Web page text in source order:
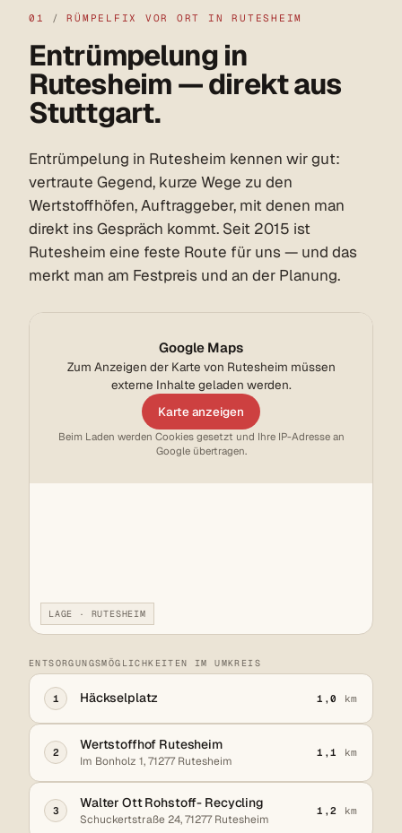
01 / RÜMPELFIX VOR ORT IN RUTESHEIM
Entrümpelung in
Rutesheim — direkt aus
Stuttgart.
Entrümpelung in Rutesheim kennen wir gut:
vertraute Gegend, kurze Wege zu den
Wertstoffhöfen, Auftraggeber, mit denen man
direkt ins Gespräch kommt. Seit 2015 ist
Rutesheim eine feste Route für uns — und das
merkt man am Festpreis und an der Planung.
Google Maps
Zum Anzeigen der Karte von Rutesheim müssen
externe Inhalte geladen werden.
Karte anzeigen
Beim Laden werden Cookies gesetzt und Ihre IP-Adresse an
Google übertragen.
LAGE · RUTESHEIM
ENTSORGUNGSMÖGLICHKEITEN IM UMKREIS
1 Häckselplatz 1,0 km
2
Wertstoffhof Rutesheim
Im Bonholz 1, 71277 Rutesheim
1,1 km
3
Walter Ott Rohstoff- Recycling
Schuckertstraße 24, 71277 Rutesheim
1,2 km